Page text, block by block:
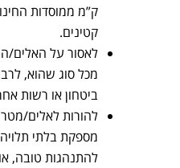
ק”מ ממוסדות
קטינים.
לאסור על האלים/
מכל סוג שהוא,
ביטחון או רשות
להורות לאלים/
מספקת בלתי תלויה
להתנהגות טובה, או